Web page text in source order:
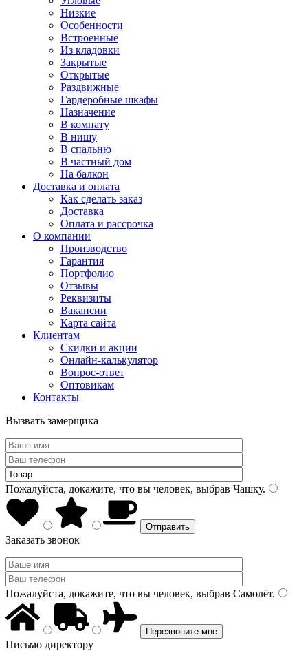
Низкие
Особенности
Встроенные
Из кладовки
Закрытые
Открытые
Раздвижные
Гардеробные шкафы
Назначение
В комнату
В нишу
В спальню
В частный дом
На балкон
Доставка и оплата
Как сделать заказ
Доставка
Оплата и рассрочка
О компании
Производство
Гарантия
Портфолио
Отзывы
Реквизиты
Вакансии
Карта сайта
Клиентам
Скидки и акции
Онлайн-калькулятор
Вопрос-ответ
Оптовикам
Контакты
Вызвать замерщика
Пожалуйста, докажите, что вы человек, выбрав Чашку.
Заказать звонок
Пожалуйста, докажите, что вы человек, выбрав Самолёт.
Письмо директору